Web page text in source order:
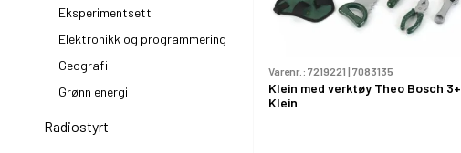
Eksperimentsett
Elektronikk og programmering
Geografi
Grønn energi
Radiostyrt
Varenr.: 7219221 | 7083135
Klein med verktøy Theo Bosch 3+
Klein